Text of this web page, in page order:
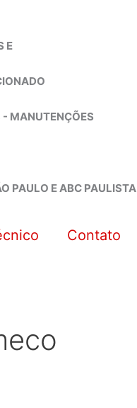
E
- MANUTENÇÕES
PAULO E ABC PAULISTA
Contato